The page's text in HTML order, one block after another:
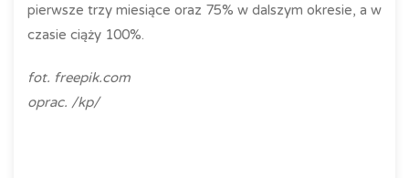
pierwsze trzy miesiące oraz 75% w dalszym okresie, a w
czasie ciąży 100%.
fot. freepik.com
oprac. /kp/